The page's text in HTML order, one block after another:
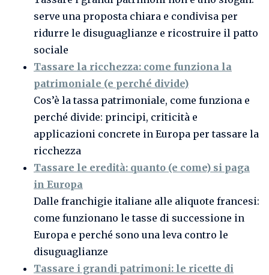
serve una proposta chiara e condivisa per
ridurre le disuguaglianze e ricostruire il patto
sociale
Tassare la ricchezza: come funziona la
patrimoniale (e perché divide)
Cos’è la tassa patrimoniale, come funziona e
perché divide: principi, criticità e
applicazioni concrete in Europa per tassare la
ricchezza
Tassare le eredità: quanto (e come) si paga
in Europa
Dalle franchigie italiane alle aliquote francesi:
come funzionano le tasse di successione in
Europa e perché sono una leva contro le
disuguaglianze
Tassare i grandi patrimoni: le ricette di